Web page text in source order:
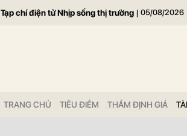
Tạp chí điện tử Nhịp sống thị trường | 05/08/2026
TRANG CHỦ TIÊU ĐIỂM THẨM ĐỊNH GIÁ
Gửi